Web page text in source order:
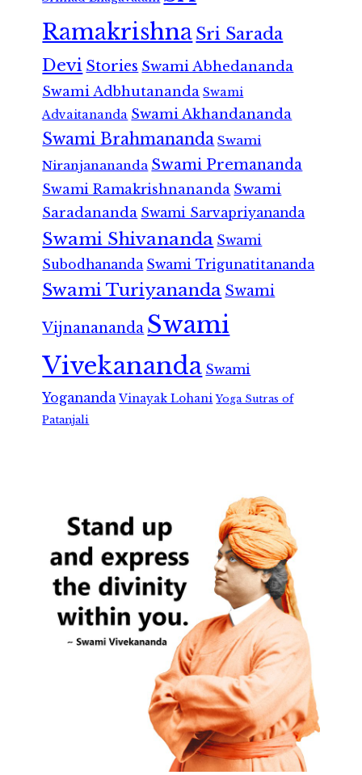
RamakrishnaSri Sarada
Devi Stories Swami Abhedananda
Swami Adbhutananda Swami
Advaitananda Swami Akhandananda
Swami Brahmananda Swami
Niranjanananda Swami Premananda
Swami Ramakrishnananda Swami
Saradananda Swami Sarvapriyananda
Swami Shivananda Swami
Subodhananda Swami Trigunatitananda
Swami Turiyananda Swami
Vijnanananda Swami
Vivekananda Swami
Yogananda Vinayak Lohani Yoga Sutras of
Patanjali